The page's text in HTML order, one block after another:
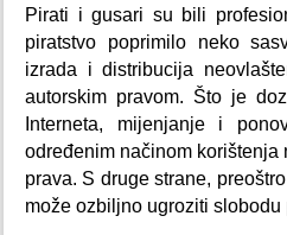
Pirati i gusari su bili
piratstvo poprimilo neko
izrada i distribucija
autorskim pravom. Što je
Interneta, mijenjanje i
određenim načinom
prava. S druge strane,
može ozbiljno ugroziti